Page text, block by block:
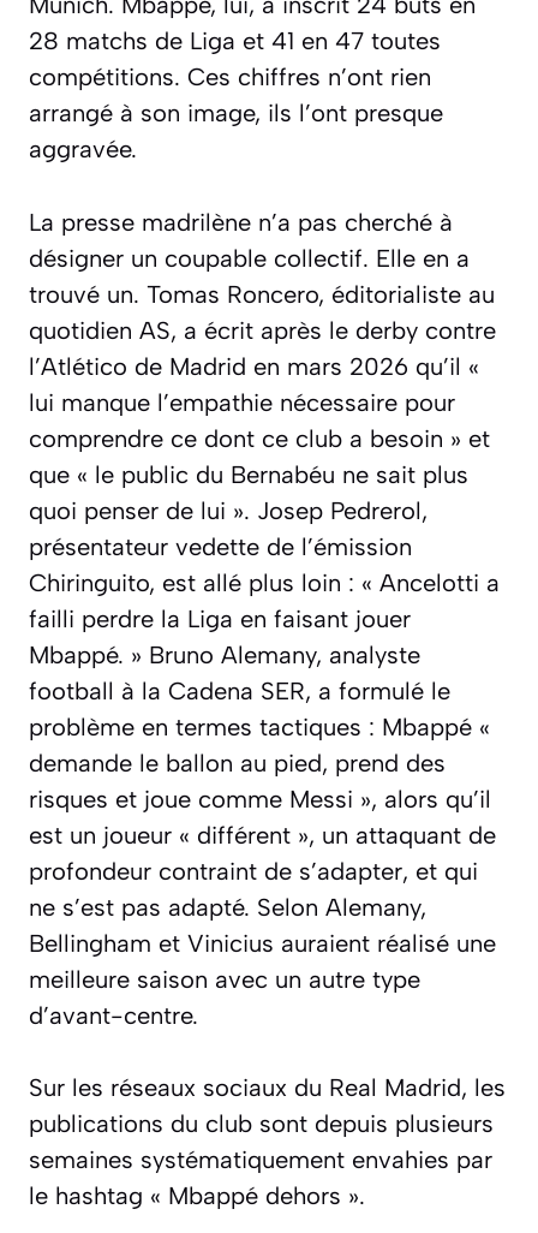
28 matchs de Liga et 41 en 47 toutes
compétitions. Ces chiffres n’ont rien
arrangé à son image, ils l’ont presque
aggravée.
La presse madrilène n’a pas cherché à
désigner un coupable collectif. Elle en a
trouvé un. Tomas Roncero, éditorialiste au
quotidien AS, a écrit après le derby contre
l’Atlético de Madrid en mars 2026 qu’il «
lui manque l’empathie nécessaire pour
comprendre ce dont ce club a besoin » et
que « le public du Bernabéu ne sait plus
quoi penser de lui ». Josep Pedrerol,
présentateur vedette de l’émission
Chiringuito, est allé plus loin : « Ancelotti a
failli perdre la Liga en faisant jouer
Mbappé. » Bruno Alemany, analyste
football à la Cadena SER, a formulé le
problème en termes tactiques : Mbappé «
demande le ballon au pied, prend des
risques et joue comme Messi », alors qu’il
est un joueur « différent », un attaquant de
profondeur contraint de s’adapter, et qui
ne s’est pas adapté. Selon Alemany,
Bellingham et Vinicius auraient réalisé une
meilleure saison avec un autre type
d’avant-centre.
Sur les réseaux sociaux du Real Madrid, les
publications du club sont depuis plusieurs
semaines systématiquement envahies par
le hashtag « Mbappé dehors ».